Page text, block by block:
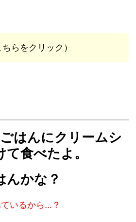
らをクリック）
はんにクリームシ
食べたよ。
んかな？
いるから…？